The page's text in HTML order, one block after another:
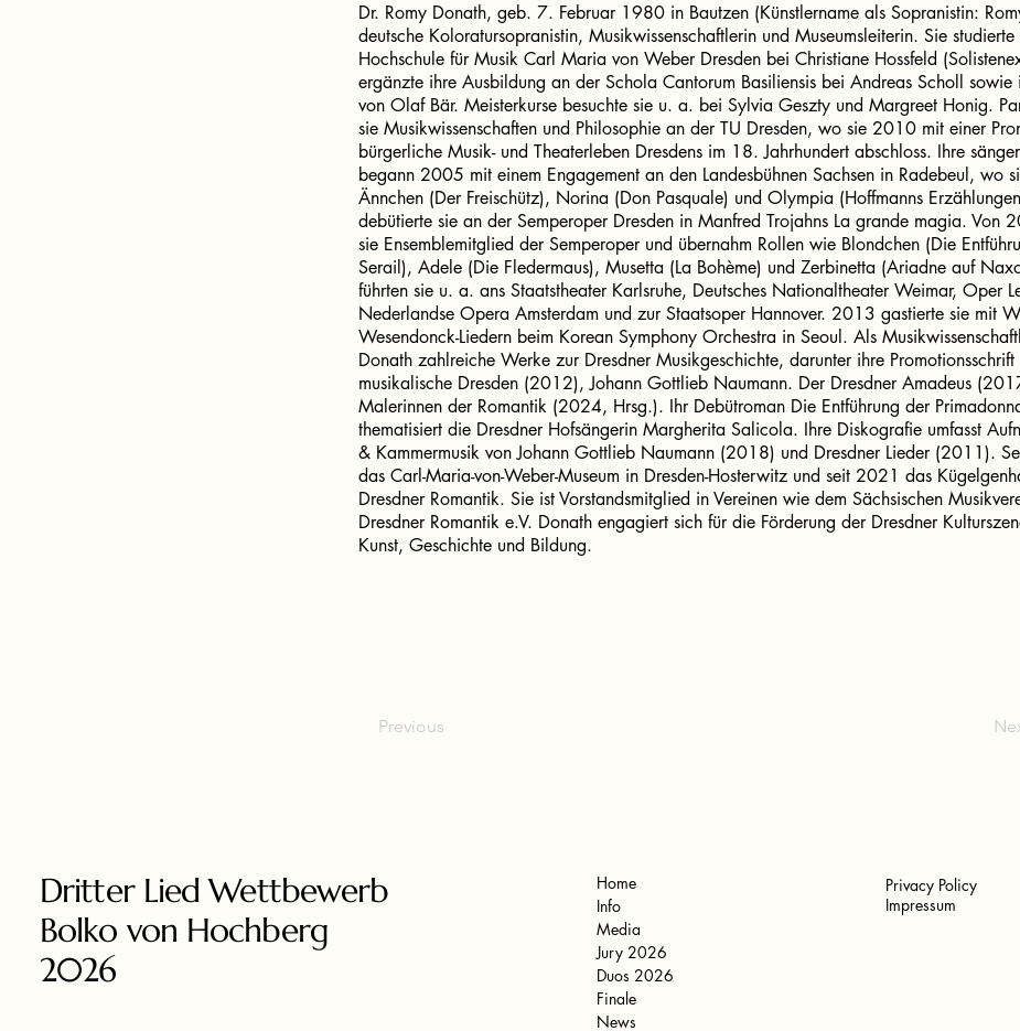
Dr. Romy Donath, geb. 7. Februar 1980 in Bautzen (Künstlername als Sopranistin:
deutsche Koloratursopranistin, Musikwissenschaftlerin und Museumsleiterin. Sie
Hochschule für Musik Carl Maria von Weber Dresden bei Christiane Hossfeld
ergänzte ihre Ausbildung an der Schola Cantorum Basiliensis bei Andreas Scholl sowie
von Olaf Bär. Meisterkurse besuchte sie u. a. bei Sylvia Geszty und Margreet Honig.
sie Musikwissenschaften und Philosophie an der TU Dresden, wo sie 2010 mit einer
bürgerliche Musik- und Theaterleben Dresdens im 18. Jahrhundert abschloss. Ihre
begann 2005 mit einem Engagement an den Landesbühnen Sachsen in Radebeul, wo
Ännchen (Der Freischütz), Norina (Don Pasquale) und Olympia (Hoffmanns
debütierte sie an der Semperoper Dresden in Manfred Trojahns La grande magia.
sie Ensemblemitglied der Semperoper und übernahm Rollen wie Blondchen (Die
Serail), Adele (Die Fledermaus), Musetta (La Bohème) und Zerbinetta (Ariadne auf
führten sie u. a. ans Staatstheater Karlsruhe, Deutsches Nationaltheater Weimar, Oper
Nederlandse Opera Amsterdam und zur Staatsoper Hannover. 2013 gastierte sie mit
Wesendonck-Liedern beim Korean Symphony Orchestra in Seoul. Als
Donath zahlreiche Werke zur Dresdner Musikgeschichte, darunter ihre
musikalische Dresden (2012), Johann Gottlieb Naumann. Der Dresdner Amadeus
Malerinnen der Romantik (2024, Hrsg.). Ihr Debütroman Die Entführung der
thematisiert die Dresdner Hofsängerin Margherita Salicola. Ihre Diskografie umfasst
& Kammermusik von Johann Gottlieb Naumann (2018) und Dresdner Lieder (2011).
das Carl-Maria-von-Weber-Museum in Dresden-Hosterwitz und seit 2021 das
Dresdner Romantik. Sie ist Vorstandsmitglied in Vereinen wie dem Sächsischen
Dresdner Romantik e.V. Donath engagiert sich für die Förderung der Dresdner
Kunst, Geschichte und Bildung.
Previous
Dritter Lied Wettbewerb
Bolko von Hochberg
2026
Home
Info
Media
Jury 2026
Duos 2026
Finale
News
Privacy Policy
Impressum